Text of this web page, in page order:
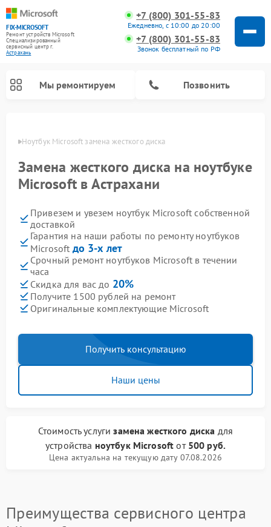
FIX-MICROSOFT
Ремонт устройств Microsoft
Специализированный
cервисный центр г.
Астрахань
+7 (800) 301-55-83
Ежедневно, с 10:00 до 20:00
+7 (800) 301-55-83
Звонок бесплатный по РФ
Мы ремонтируем Позвонить
Ноутбук Microsoft замена жесткого диска
Замена жесткого диска на ноутбуке
Microsoft в Астрахани
Привезем и увезем ноутбук Microsoft собственной
доставкой
Гарантия на наши работы по ремонту ноутбуков
Microsoft до 3-х лет
Срочный ремонт ноутбуков Microsoft в течении
часа
Скидка для вас до 20%
Получите 1500 рублей на ремонт
Оригинальные комплектующие Microsoft
Получить консультацию
Наши цены
Стоимость услугизамена жесткого диска для
устройства ноутбук Microsoft от 500 руб.
Цена актуальна на текущую дату 07.08.2026
Преимущества сервисного центра